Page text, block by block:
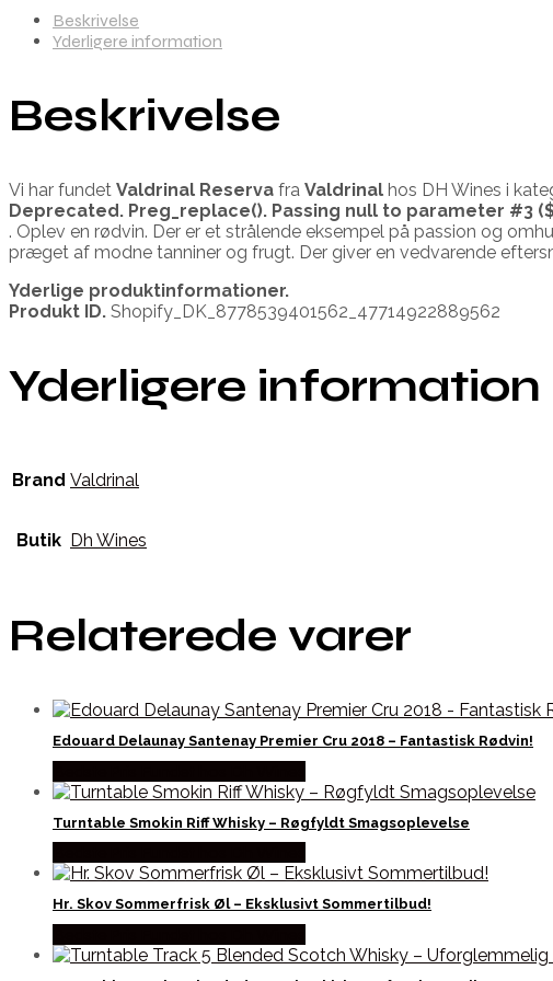
Beskrivelse
Yderligere information
Beskrivelse
Vi har fundet Valdrinal Reserva fra Valdrinal hos DH Wines i
Deprecated. Preg_replace(). Passing null to parameter #3
. Oplev en rødvin. Der er et strålende eksempel på passion og
præget af modne tanniner og frugt. Der giver en vedvarende
Yderlige produktinformationer.
Produkt ID. Shopify_DK_8778539401562_47714922889562
Yderligere information
Brand Valdrinal
Butik Dh Wines
Relaterede varer
Edouard Delaunay Santenay Premier Cru 2018 – Fantastisk Rødvin!
Turntable Smokin Riff Whisky – Røgfyldt Smagsoplevelse
Hr. Skov Sommerfrisk Øl – Eksklusivt Sommertilbud!